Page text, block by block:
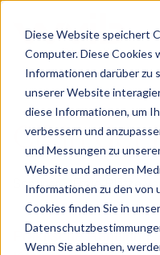
Diese Website speichert
Computer. Diese Cookies
Informationen darüber zu
unserer Website
diese Informationen, um
verbessern und
und Messungen zu
Website und anderen
Informationen zu den von
Cookies finden Sie in
Wenn Sie ablehnen,
Suche
Es gibt keine
CE in der
Seminar Freie Plätze
Praktische